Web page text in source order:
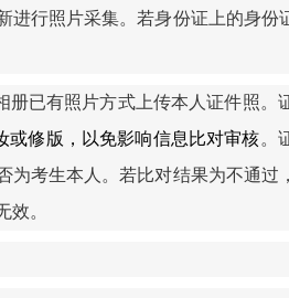
行照片采集。若身份证上的身份
已有照片方式上传本人证件照。
或修版，以免影响信息 比对审核。
考生本人。若比对结果为不通过
效。